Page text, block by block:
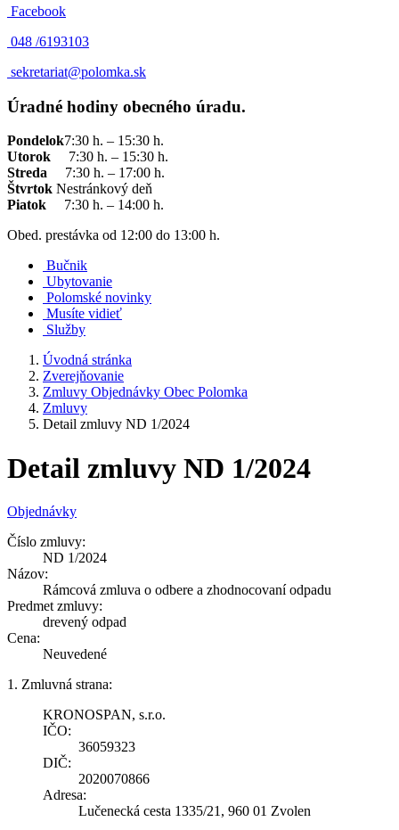
Facebook
048 /6193103
sekretariat@polomka.sk
Úradné hodiny obecného úradu.
Pondelok7:30 h. – 15:30 h.
Utorok 7:30 h. – 15:30 h.
Streda 7:30 h. – 17:00 h.
Štvrtok Nestránkový deň
Piatok
7:30 h. – 14:00 h.
Obed. prestávka od 12:00 do 13:00 h.
Bučnik
Ubytovanie
Polomské novinky
Musíte vidieť
Služby
Úvodná stránka
Zverejňovanie
Zmluvy Objednávky Obec Polomka
Zmluvy
Detail zmluvy ND 1/2024
Detail zmluvy ND 1/2024
Objednávky
Číslo zmluvy:
ND 1/2024
Názov:
Rámcová zmluva o odbere a zhodnocovaní odpadu
Predmet zmluvy:
drevený odpad
Cena:
Neuvedené
1. Zmluvná strana:
KRONOSPAN, s.r.o.
IČO:
36059323
DIČ:
2020070866
Adresa:
Lučenecká cesta 1335/21, 960 01 Zvolen